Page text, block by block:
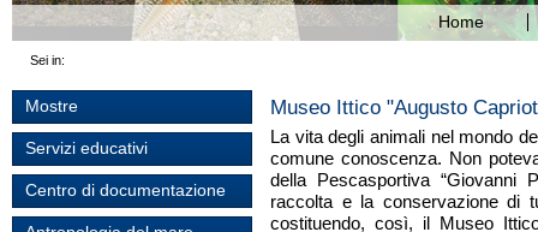
Home
Sei in:
Mostre
Servizi educativi
Centro di documentazione
Museo Ittico "Augusto
La vita degli animali nel mondo
comune conoscenza. Non
della Pescasportiva “Giovanni
raccolta e la conservazione di
costituendo, così, il Museo